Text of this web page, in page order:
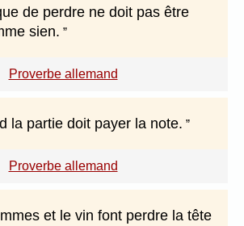
de perdre ne doit pas être
sien.
Proverbe allemand
la partie doit payer la note.
Proverbe allemand
et le vin font perdre la tête